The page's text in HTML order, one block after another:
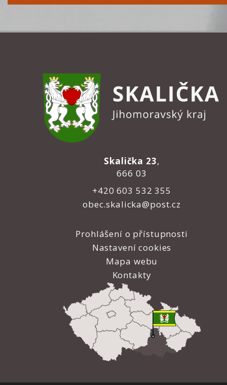
Skalička 23,
666 03
+420 603 532 355
obec.skalicka@post.cz
Prohlášení o přístupnosti
Nastavení cookies
Mapa webu
Kontakty